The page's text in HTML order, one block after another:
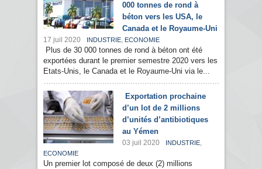
000 tonnes de rond à
béton vers les USA, le
Canada et le Royaume-Uni
17 juil 2020 INDUSTRIE, ECONOMIE
Plus de 30 000 tonnes de rond à béton ont été
exportées durant le premier semestre 2020 vers les
Etats-Unis, le Canada et le Royaume-Uni via le...
Exportation prochaine
d’un lot de 2 millions
d’unités d’antibiotiques
au Yémen
03 juil 2020 INDUSTRIE,
ECONOMIE
Un premier lot composé de deux (2) millions